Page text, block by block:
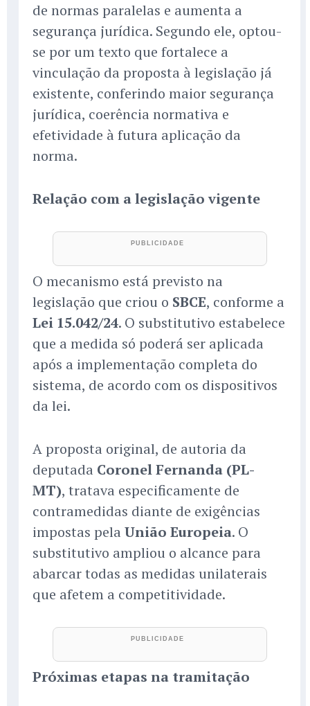
de normas paralelas e aumenta a
segurança jurídica. Segundo ele, optou-
se por um texto que fortalece a
vinculação da proposta à legislação já
existente, conferindo maior segurança
jurídica, coerência normativa e
efetividade à futura aplicação da
norma.
Relação com a legislação vigente
O mecanismo está previsto na
legislação que criou o SBCE, conforme a
Lei 15.042/24. O substitutivo estabelece
que a medida só poderá ser aplicada
após a implementação completa do
sistema, de acordo com os dispositivos
da lei.
A proposta original, de autoria da
deputada Coronel Fernanda (PL-
MT), tratava especificamente de
contramedidas diante de exigências
impostas pela União Europeia. O
substitutivo ampliou o alcance para
abarcar todas as medidas unilaterais
que afetem a competitividade.
Próximas etapas na tramitação